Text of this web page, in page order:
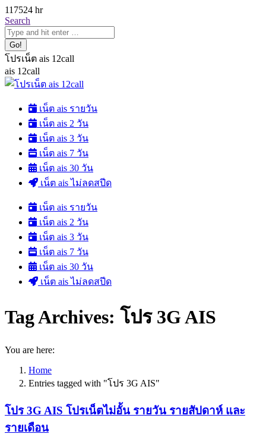
Skip
to
content
117524 hr
Search:
Search
โปรเน็ต ais 12call
ais 12call
เน็ต ais รายวัน
เน็ต ais 2 วัน
เน็ต ais 3 วัน
เน็ต ais 7 วัน
เน็ต ais 30 วัน
เน็ต ais ไม่ลดสปีด
เน็ต ais รายวัน
เน็ต ais 2 วัน
เน็ต ais 3 วัน
เน็ต ais 7 วัน
เน็ต ais 30 วัน
เน็ต ais ไม่ลดสปีด
Tag Archives: โปร 3G AIS
You are here:
Home
Entries tagged with "โปร 3G AIS"
โปร 3G AIS โปรเน็ตไม่อั้น รายวัน รายสัปดาห์ และ
รายเดือน